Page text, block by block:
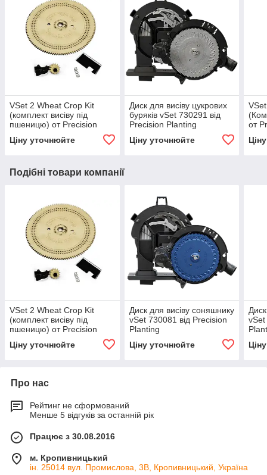
VSet 2 Wheat Crop Kit
(комплект висіву під
пшеницю) от Precision
Ціну уточнюйте
Диск для висіву цукрових
буряків vSet 730291 від
Precision Planting
Ціну уточнюйте
от
Подібні товари компанії
VSet 2 Wheat Crop Kit
(комплект висіву під
пшеницю) от Precision
Ціну уточнюйте
Диск для висіву соняшнику
vSet 730081 від Precision
Planting
Ціну уточнюйте
vSet
Про нас
Рейтинг не сформований
Менше 5 відгуків за останній рік
Працює з 30.08.2016
м. Кропивницький
ін. 25014 вул. Промислова, 3В, Кропивницький, Україна